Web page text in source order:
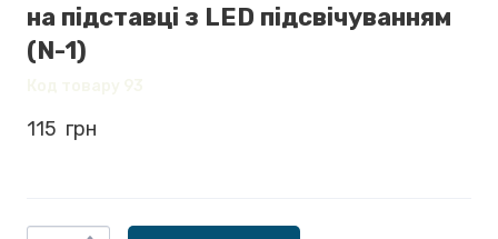
на підставці з LED підсвічуванням
(N-1)
115  грн